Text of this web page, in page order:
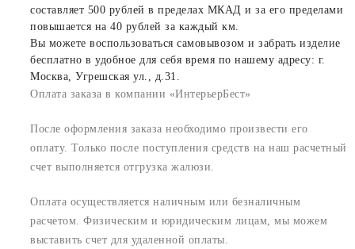
составляет 500 рублей в пределах МКАД и за его пределами
повышается на 40 рублей за каждый км.
Вы можете воспользоваться самовывозом и забрать изделие
бесплатно в удобное для себя время по нашему адресу: г.
Москва, Угрешская ул., д.31.
Оплата заказа в компании «ИнтерьерБест»
После оформления заказа необходимо произвести его
оплату. Только после поступления средств на наш расчетный
счет выполняется отгрузка жалюзи.
Оплата осуществляется наличным или безналичным
расчетом. Физическим и юридическим лицам, мы можем
выставить счет для удаленной оплаты.